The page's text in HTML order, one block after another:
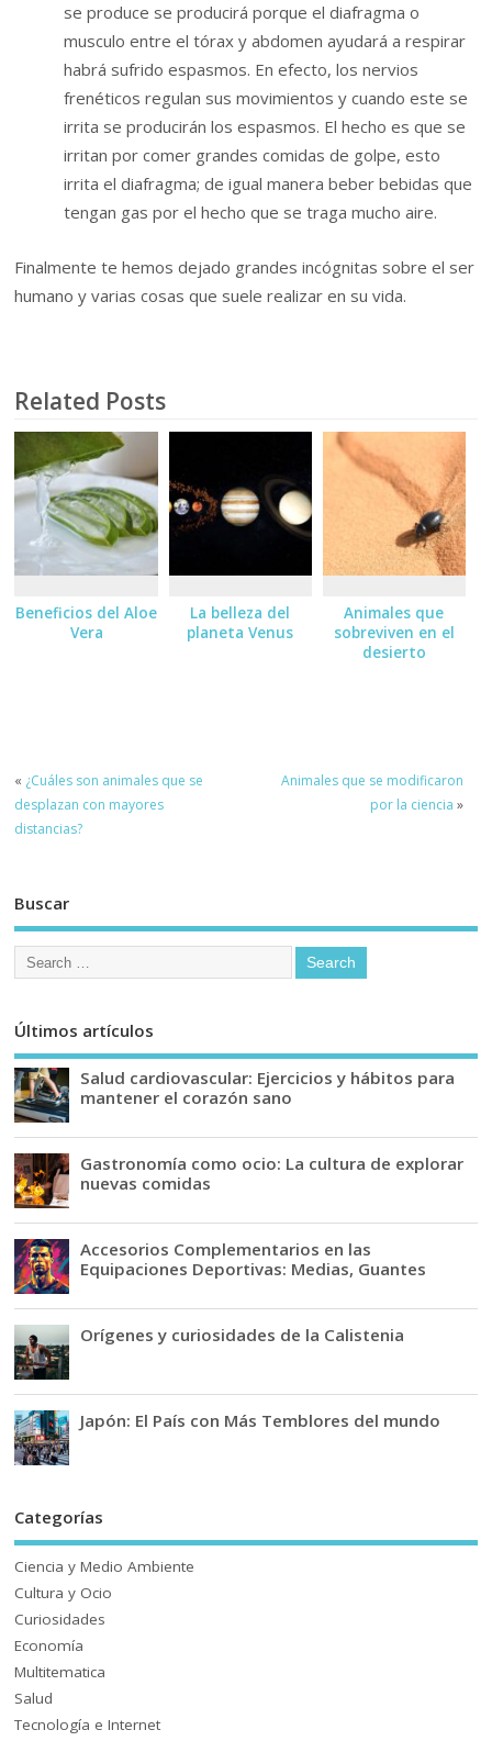
se produce se producirá porque el diafragma o
musculo entre el tórax y abdomen ayudará a respirar
habrá sufrido espasmos. En efecto, los nervios
frenéticos regulan sus movimientos y cuando este se
irrita se producirán los espasmos. El hecho es que se
irritan por comer grandes comidas de golpe, esto
irrita el diafragma; de igual manera beber bebidas que
tengan gas por el hecho que se traga mucho aire.
Finalmente te hemos dejado grandes incógnitas sobre el ser
humano y varias cosas que suele realizar en su vida.
Related Posts
Beneficios del Aloe
Vera
La belleza del
planeta Venus
Animales que
sobreviven en el
desierto
« ¿Cuáles son animales que se
desplazan con mayores
distancias?
Animales que se modificaron
por la ciencia »
Buscar
Últimos artículos
Salud cardiovascular: Ejercicios y hábitos para
mantener el corazón sano
Gastronomía como ocio: La cultura de explorar
nuevas comidas
Accesorios Complementarios en las
Equipaciones Deportivas: Medias, Guantes
Orígenes y curiosidades de la Calistenia
Japón: El País con Más Temblores del mundo
Categorías
Ciencia y Medio Ambiente
Cultura y Ocio
Curiosidades
Economía
Multitematica
Salud
Tecnología e Internet